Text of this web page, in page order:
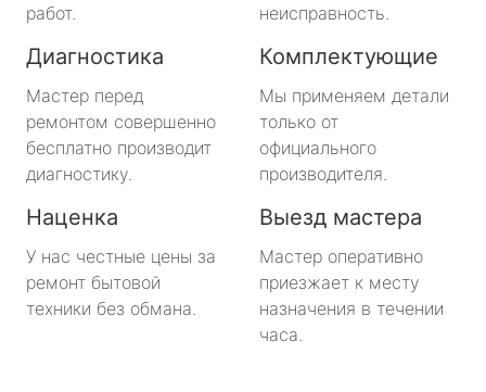
работ.
неисправность.
Диагностика
Мастер перед
ремонтом совершенно
бесплатно производит
диагностику.
Комплектующие
Мы применяем детали
только от
официального
производителя.
Наценка
У нас честные цены за
ремонт бытовой
техники без обмана.
Выезд мастера
Мастер оперативно
приезжает к месту
назначения в течении
часа.